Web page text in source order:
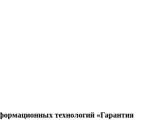
технологий «Гарантия